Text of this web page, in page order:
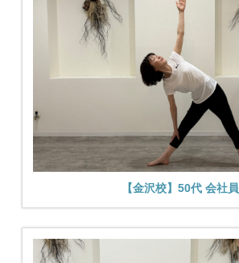
【金沢校】50代 会社員